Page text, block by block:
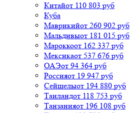
Китайот 110 803 руб
Куба
Маврикийот 260 902 руб
Мальдивыот 181 015 руб
Мароккоот 162 337 руб
Мексикаот 537 676 руб
ОАЭот 94 364 руб
Россияот 19 947 руб
Сейшелыот 194 880 руб
Таиландот 118 753 руб
Танзанияот 196 108 руб